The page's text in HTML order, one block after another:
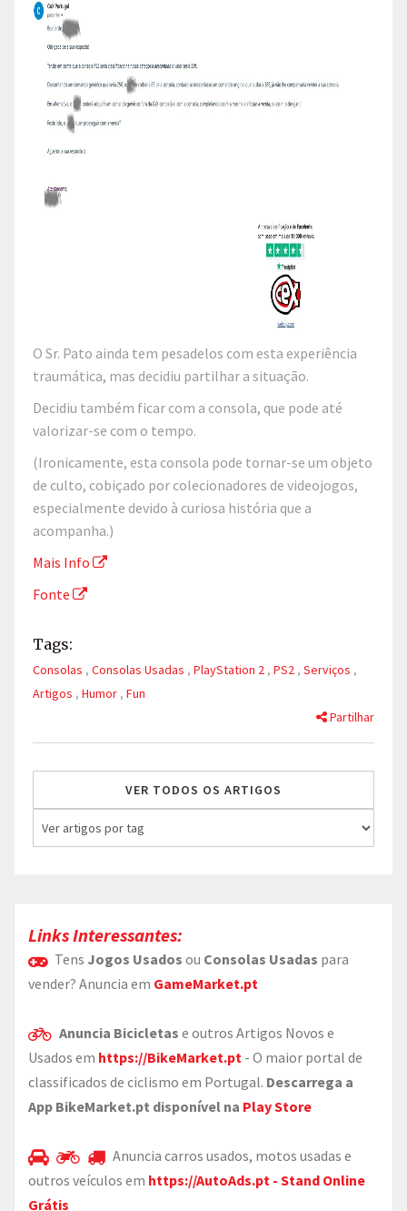
O Sr. Pato ainda tem pesadelos com esta experiência
traumática, mas decidiu partilhar a situação.
Decidiu também ficar com a consola, que pode até
valorizar-se com o tempo.
(Ironicamente, esta consola pode tornar-se um objeto
de culto, cobiçado por colecionadores de videojogos,
especialmente devido à curiosa história que a
acompanha.)
Mais Info
Fonte
Tags:
Consolas , Consolas Usadas , PlayStation 2 , PS2 , Serviços ,
Artigos , Humor , Fun
Partilhar
VER TODOS OS ARTIGOS
Links Interessantes:
Tens Jogos Usados ou Consolas Usadas para
vender? Anuncia em GameMarket.pt
Anuncia Bicicletas e outros Artigos Novos e
Usados em https://BikeMarket.pt - O maior portal de
classificados de ciclismo em Portugal. Descarrega a
App BikeMarket.pt disponível na Play Store
Anuncia carros usados, motos usadas e
outros veículos em https://AutoAds.pt - Stand Online
Grátis